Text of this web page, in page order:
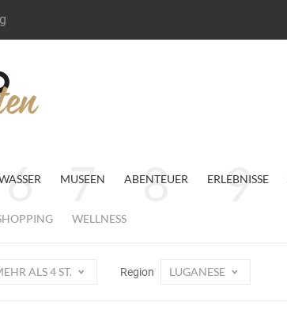
MUSEEN ABENTEUER ERLEBNISSE
WELLNESS
ALS 4 ST. Region LUGANESE